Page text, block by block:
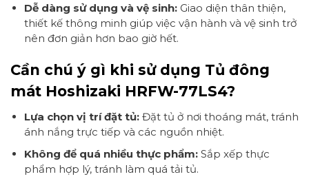
Dễ dàng sử dụng và vệ sinh:Giao diện thân thiện,
thiết kế thông minh giúp việc vận hành và vệ sinh trở
nên đơn giản hơn bao giờ hết.
Cần chú ý gì khi sử dụng Tủ đông
mát Hoshizaki HRFW-77LS4?
Lựa chọn vị trí đặt tủ:Đặt tủ ở nơi thoáng mát, tránh
ánh nắng trực tiếp và các nguồn nhiệt.
Không để quá nhiều thực phẩm:Sắp xếp thực
phẩm hợp lý, tránh làm quá tải tủ.